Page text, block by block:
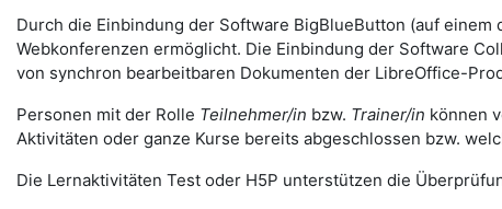
Durch die Einbindung der Software BigBlueButton (auf
Webkonferenzen ermöglicht. Die Einbindung der Software
von synchron bearbeitbaren Dokumenten der LibreOffice-
Personen mit der Rolle Teilnehmer/in bzw. Trainer/in können
Aktivitäten oder ganze Kurse bereits abgeschlossen bzw.
Die Lernaktivitäten Test oder H5P unterstützen die